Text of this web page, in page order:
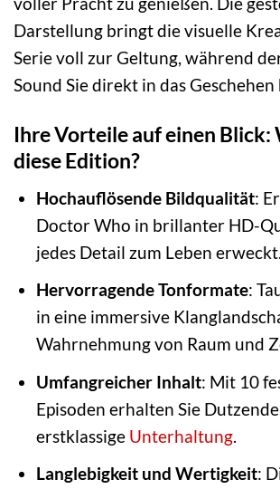
Darstellung bringt die visuelle
Serie voll zur Geltung, während
Sound Sie direkt in das
Ihre Vorteile auf einen Blick:
diese Edition?
Hochauflösende Bildqualität:
Doctor Who in brillanter HD-
jedes Detail zum Leben erweckt.
Hervorragende Tonformate:
in eine immersive
Wahrnehmung von Raum und
Umfangreicher Inhalt: Mit 10
Episoden erhalten Sie
erstklassige Unterhaltung.
Langlebigkeit und Wertigkeit: